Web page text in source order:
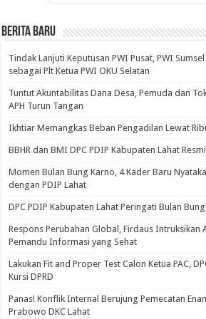
BERITA BARU
Tindak Lanjuti Keputusan PWI Pusat, PWI
sebagai Plt Ketua PWI OKU Selatan
Tuntut Akuntabilitas Dana Desa, Pemuda dan
APH Turun Tangan
Ikhtiar Memangkas Beban Pengadilan Lewat
BBHR dan BMI DPC PDIP Kabupaten Lahat
Momen Bulan Bung Karno, 4 Kader Baru
dengan PDIP Lahat
DPC PDIP Kabupaten Lahat Peringati Bulan
Respons Perubahan Global, Firdaus Intruksikan
Pemandu Informasi yang Sehat
Lakukan Fit and Proper Test Calon Ketua PAC,
Kursi DPRD
Panas! Konflik Internal Berujung Pemecatan
Prabowo DKC Lahat